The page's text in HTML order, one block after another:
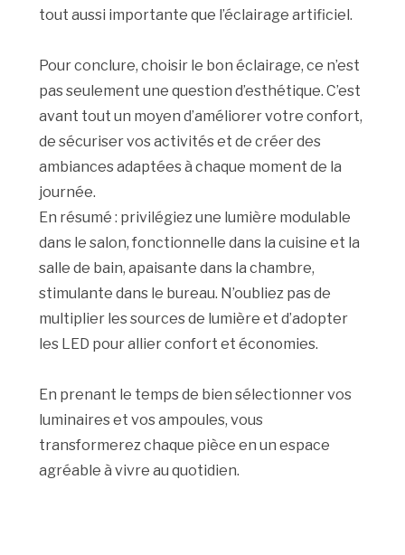
tout aussi importante que l’éclairage artificiel.
Pour conclure, choisir le bon éclairage, ce n’est
pas seulement une question d’esthétique. C’est
avant tout un moyen d’améliorer votre confort,
de sécuriser vos activités et de créer des
ambiances adaptées à chaque moment de la
journée.
En résumé : privilégiez une lumière modulable
dans le salon, fonctionnelle dans la cuisine et la
salle de bain, apaisante dans la chambre,
stimulante dans le bureau. N’oubliez pas de
multiplier les sources de lumière et d’adopter
les LED pour allier confort et économies.
En prenant le temps de bien sélectionner vos
luminaires et vos ampoules, vous
transformerez chaque pièce en un espace
agréable à vivre au quotidien.